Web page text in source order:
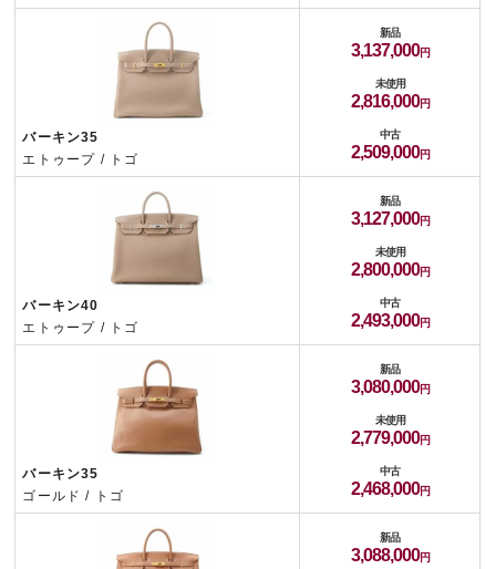
バーキン35
エトゥープ / トゴ
新品
3,137,000
未使用
2,816,000
中古
2,509,000
バーキン40
エトゥープ / トゴ
新品
3,127,000
未使用
2,800,000
中古
2,493,000
バーキン35
ゴールド / トゴ
新品
3,080,000
未使用
2,779,000
中古
2,468,000
新品
3,088,000